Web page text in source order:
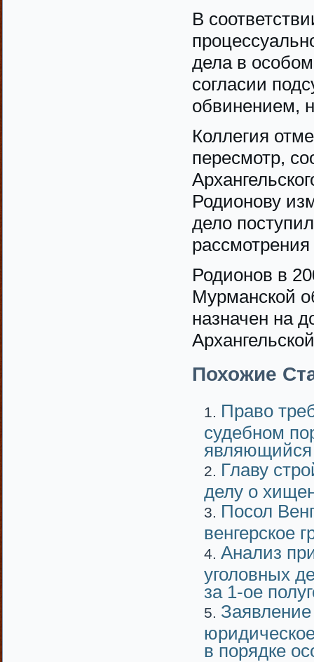
В
дела в
согласии
обвинением,
Коллегия
пересмотр,
Родионову
дело
Родионов в
Мурманской
назначен на
Похожие
Право
судебном
являющийся
Главу
делу о
Посол
венгерское
Анализ
уголовных
за 1-ое
в порядке